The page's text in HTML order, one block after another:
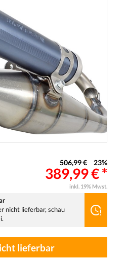
506,99 € 23%
389,99 € *
inkl. 19% Mwst.
nicht lieferbar, schau
lieferbar